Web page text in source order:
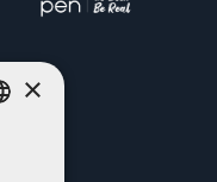
×